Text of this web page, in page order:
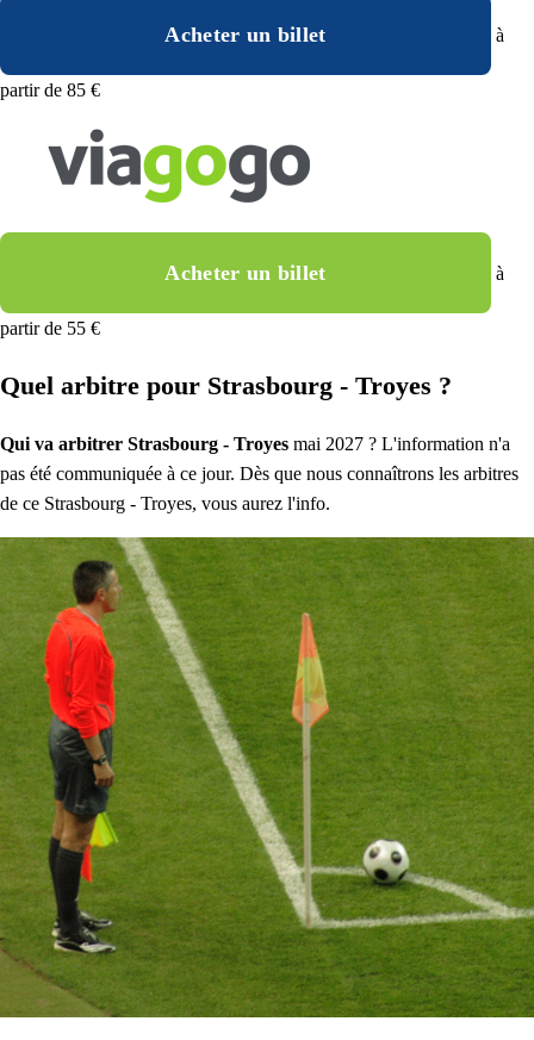
Acheter un billet à
partir de 85 €
Acheter un billet à
partir de 55 €
Quel arbitre pour Strasbourg - Troyes ?
Qui va arbitrer Strasbourg - Troyes mai 2027 ? L'information n'a
pas été communiquée à ce jour. Dès que nous connaîtrons les arbitres
de ce Strasbourg - Troyes, vous aurez l'info.